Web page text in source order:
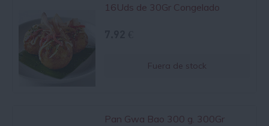
16Uds de 30Gr Congelado
Fuera de stock
Pan Gwa Bao 300 g. 300Gr